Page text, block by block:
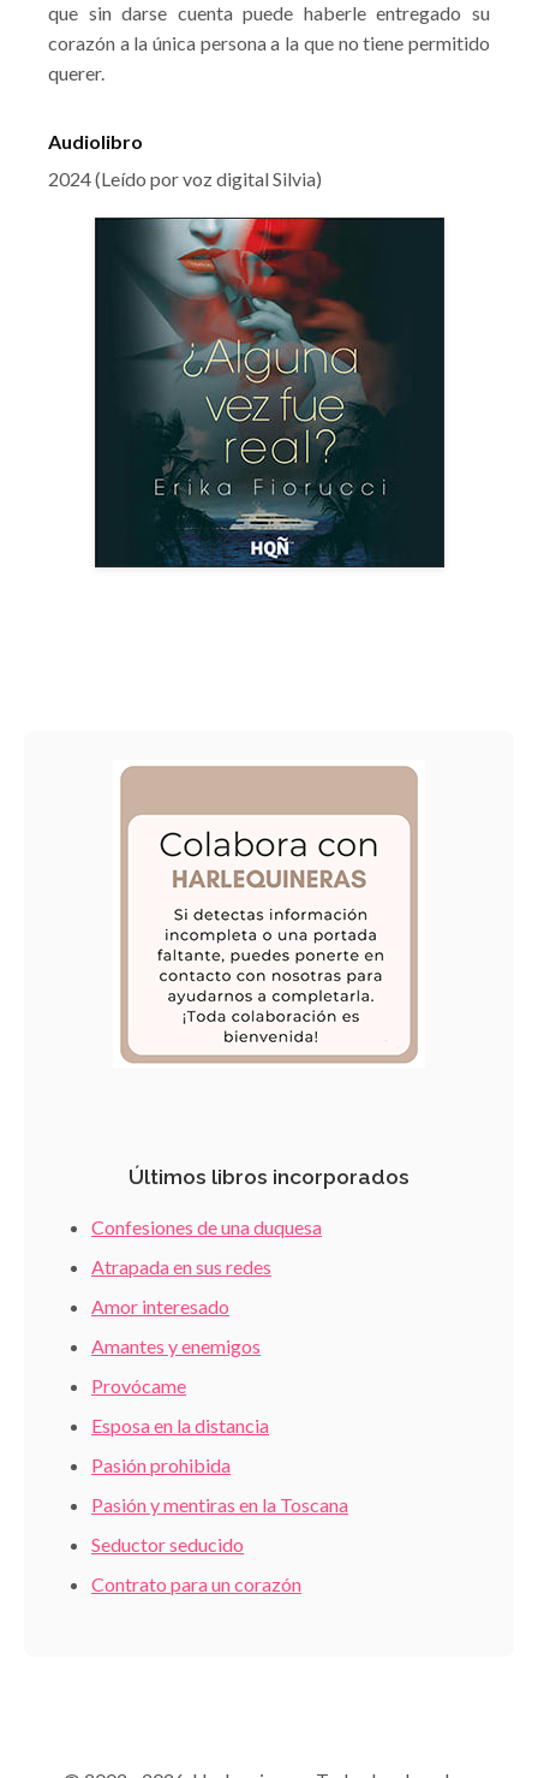
que sin darse cuenta puede haberle entregado su
corazón a la única persona a la que no tiene permitido
querer.
Audiolibro
2024 (Leído por voz digital Silvia)
Últimos libros incorporados
Confesiones de una duquesa
Atrapada en sus redes
Amor interesado
Amantes y enemigos
Provócame
Esposa en la distancia
Pasión prohibida
Pasión y mentiras en la Toscana
Seductor seducido
Contrato para un corazón